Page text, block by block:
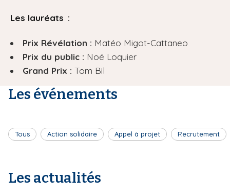
Les lauréats :
Prix Révélation : Matéo Migot-Cattaneo
Prix du public : Noé Loquier
Grand Prix : Tom Bil
Les événements
Tous Action solidaire Appel à projet Recrutement
Les actualités